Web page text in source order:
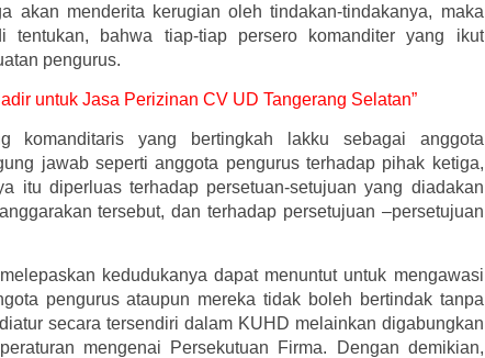
akan menderita kerugian oleh tindakan-tindakanya, maka
bahwa tiap-tiap persero komanditer yang ikut
pengurus.
untuk Jasa Perizinan CV UD Tangerang Selatan”
komanditaris yang bertingkah lakku sebagai anggota
jawab seperti anggota pengurus terhadap pihak ketiga,
itu diperluas terhadap persetuan-setujuan yang diadakan
tersebut, dan terhadap persetujuan –persetujuan
kedudukanya dapat menuntut untuk mengawasi
pengurus ataupun mereka tidak boleh bertindak tanpa
secara tersendiri dalam KUHD melainkan digabungkan
mengenai Persekutuan Firma. Dengan demikian,